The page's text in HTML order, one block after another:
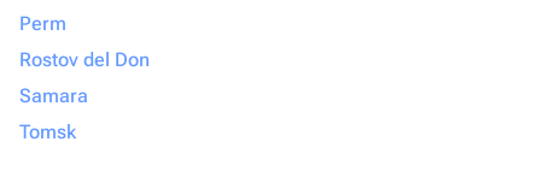
Perm
Rostov del Don
Samara
Tomsk